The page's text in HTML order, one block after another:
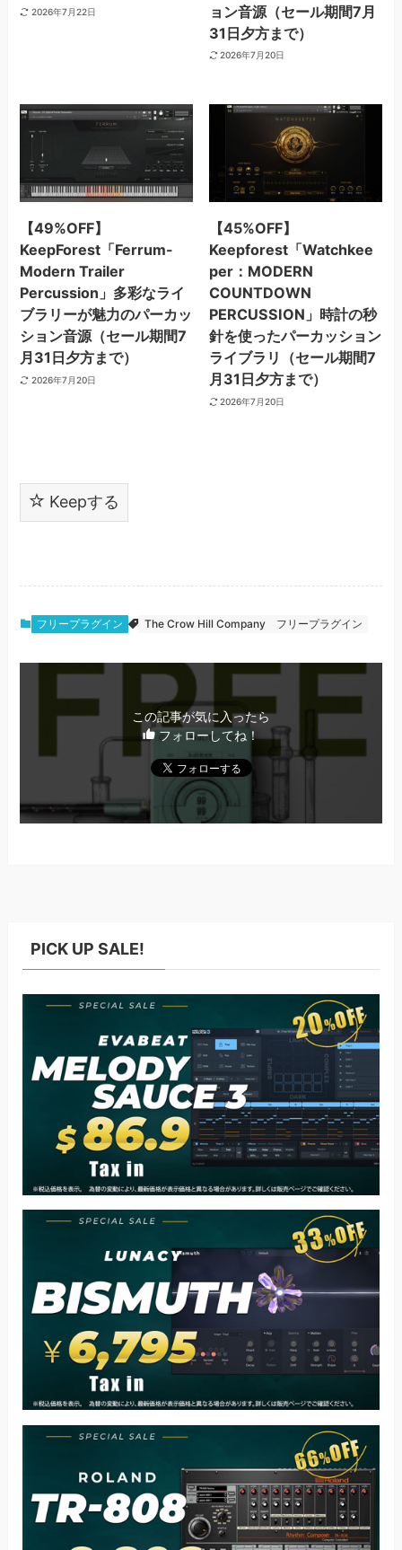
2026年7月22日
ョン音源（セール期間7月
31日夕方まで）
2026年7月20日
【49%OFF】
KeepForest「Ferrum-
Modern Trailer
Percussion」多彩なライ
ブラリーが魅力のパーカッ
ション音源（セール期間7
月31日夕方まで）
2026年7月20日
【45%OFF】
Keepforest「Watchkee
per：MODERN
COUNTDOWN
PERCUSSION」時計の秒
針を使ったパーカッション
ライブラリ（セール期間7
月31日夕方まで）
2026年7月20日
Keepする
フリープラグイン The Crow Hill Company フリープラグイン
この記事が気に入ったら
フォローしてね！
PICK UP SALE!